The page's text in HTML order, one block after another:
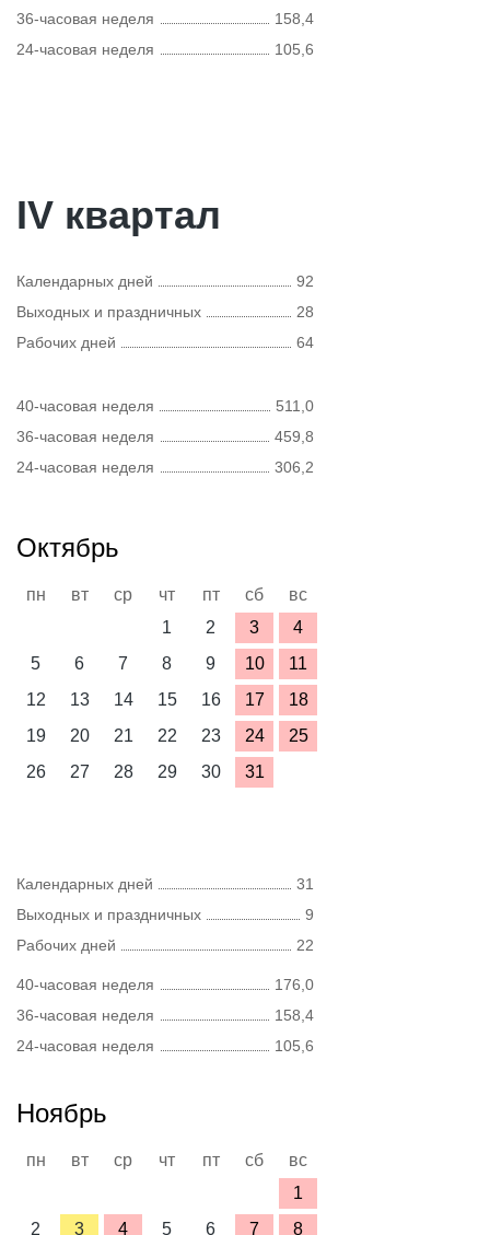
36-часовая неделя
158,4
24-часовая неделя
105,6
IV квартал
Календарных дней
92
Выходных и праздничных
28
Рабочих дней
64
40-часовая неделя
511,0
36-часовая неделя
459,8
24-часовая неделя
306,2
Октябрь
пн вт ср чт пт сб
вс
1
2 3
4
5
6 7 8 9 10
11
12
13 14 15 16 17
18
19
20 21 22 23 24
25
26
27 28 29 30 31
Календарных дней
31
Выходных и праздничных
9
Рабочих дней
22
40-часовая неделя
176,0
36-часовая неделя
158,4
24-часовая неделя
105,6
Ноябрь
пн вт ср чт пт сб
вс
1
2
3 4 5 6 7 8